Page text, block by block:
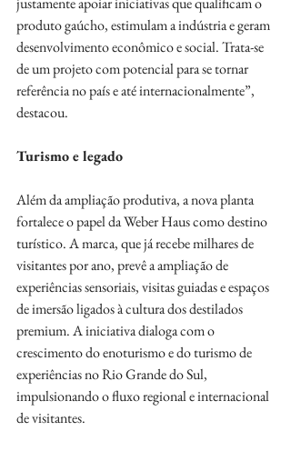
produto gaúcho, estimulam a indústria e geram
desenvolvimento econômico e social. Trata-se
de um projeto com potencial para se tornar
referência no país e até internacionalmente”,
destacou.
Turismo e legado
Além da ampliação produtiva, a nova planta
fortalece o papel da Weber Haus como destino
turístico. A marca, que já recebe milhares de
visitantes por ano, prevê a ampliação de
experiências sensoriais, visitas guiadas e espaços
de imersão ligados à cultura dos destilados
premium. A iniciativa dialoga com o
crescimento do enoturismo e do turismo de
experiências no Rio Grande do Sul,
impulsionando o fluxo regional e internacional
de visitantes.